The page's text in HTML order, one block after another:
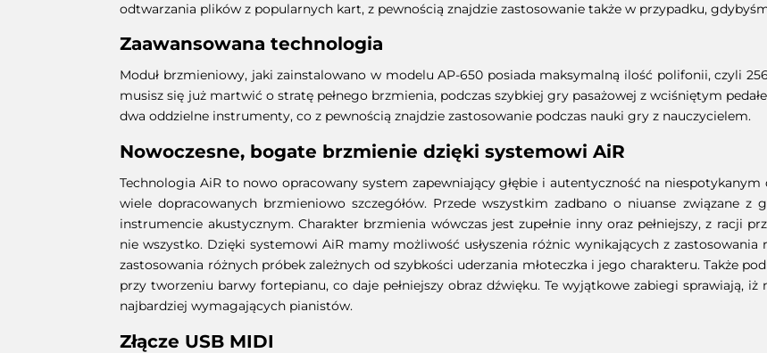
odtwarzania plików z popularnych kart, z pewnością znajdzie zastosowanie także w przypadku,
Zaawansowana technologia
Moduł brzmieniowy, jaki zainstalowano w modelu AP-650 posiada maksymalną ilość polifonii, czyli
musisz się już martwić o stratę pełnego brzmienia, podczas szybkiej gry pasażowej z wciśniętym
dwa oddzielne instrumenty, co z pewnością znajdzie zastosowanie podczas nauki gry z nauczycielem.
Nowoczesne, bogate brzmienie dzięki systemowi AiR
Technologia AiR to nowo opracowany system zapewniający głębie i autentyczność na niespotykanym
wiele dopracowanych brzmieniowo szczegółów. Przede wszystkim zadbano o niuanse związane z
instrumencie akustycznym. Charakter brzmienia wówczas jest zupełnie inny oraz pełniejszy, z racji
nie wszystko. Dzięki systemowi AiR mamy możliwość usłyszenia różnic wynikających z
zastosowania różnych próbek zależnych od szybkości uderzania młoteczka i jego charakteru. Także
przy tworzeniu barwy fortepianu, co daje pełniejszy obraz dźwięku. Te wyjątkowe zabiegi sprawiają,
najbardziej wymagających pianistów.
Złącze USB MIDI